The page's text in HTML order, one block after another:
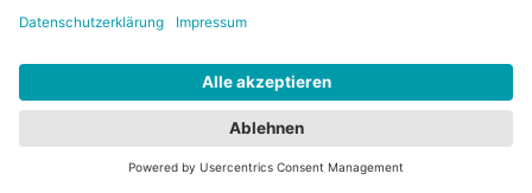
Science AG
Social-Media-AG
Sporthelfer
Theater-AG